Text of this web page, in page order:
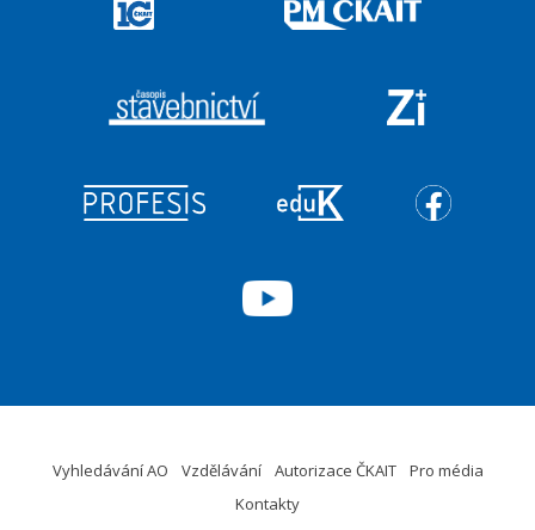
Vyhledávání AO Vzdělávání Autorizace ČKAIT
Pro média
Kontakty